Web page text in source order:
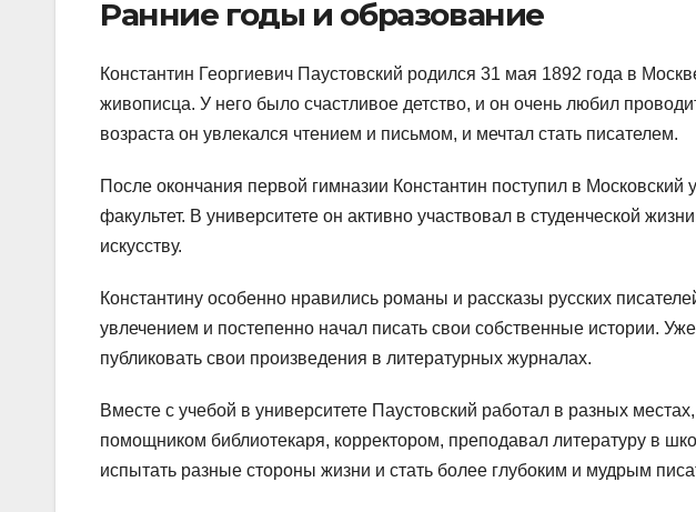
Ранние годы и образование
Константин Георгиевич Паустовский родился 31 мая 1892 года в
живописца. У него было счастливое детство, и он очень любил
возраста он увлекался чтением и письмом, и мечтал стать писателем.
После окончания первой гимназии Константин поступил в Московский
факультет. В университете он активно участвовал в студенческой
искусству.
Константину особенно нравились романы и рассказы русских
увлечением и постепенно начал писать свои собственные истории.
публиковать свои произведения в литературных журналах.
Вместе с учебой в университете Паустовский работал в разных
помощником библиотекаря, корректором, преподавал литературу в
испытать разные стороны жизни и стать более глубоким и мудрым